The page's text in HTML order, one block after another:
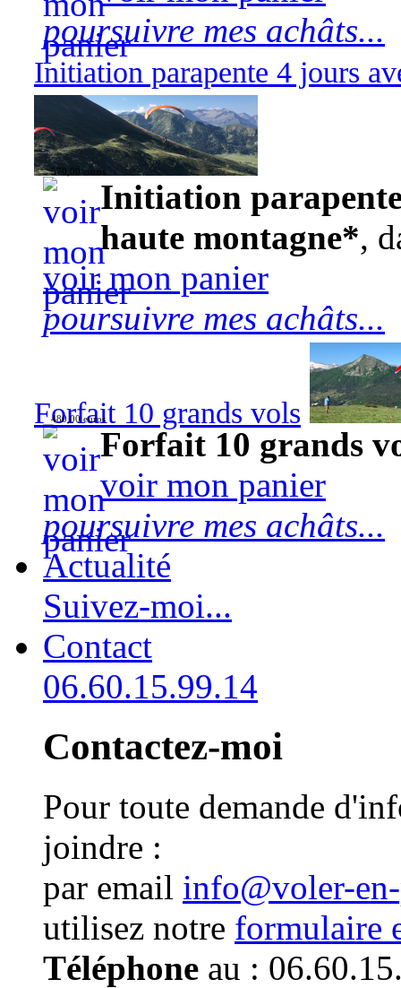
poursuivre mes achâts...
Initiation parapente 4 jours
570,00 euros
Initiation
haute montagne*,
voir mon panier
poursuivre mes achâts...
Forfait 10 grands vols
480,00 euros
Forfait 10 grands
voir mon panier
poursuivre mes achâts...
Actualité
Suivez-moi...
Contact
06.60.15.99.14
Contactez-moi
Pour toute demande
joindre :
par email info@voler-
utilisez notre formulaire
Téléphone au :